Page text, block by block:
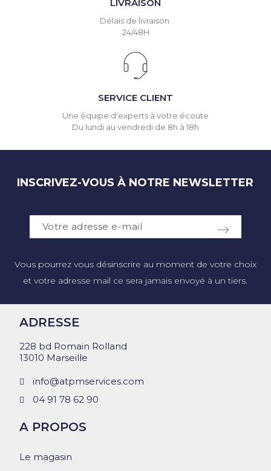
LIVRAISON
Délais de livraison
24/48H
SERVICE CLIENT
Une équipe d'experts à votre écoute
Du lundi au vendredi de 8h à 18h
INSCRIVEZ-VOUS À NOTRE NEWSLETTER
Vous pourrez vous désinscrire au moment de votre choix
et votre adresse mail ce sera jamais envoyé à un tiers.
ADRESSE
228 bd Romain Rolland
13010 Marseille
info@atpmservices.com
04 91 78 62 90
A PROPOS
Le magasin